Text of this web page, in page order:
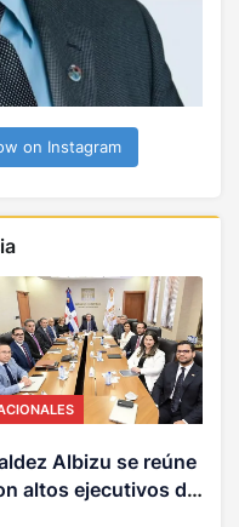
on Instagram
Albizu se reúne
altos ejecutivos de